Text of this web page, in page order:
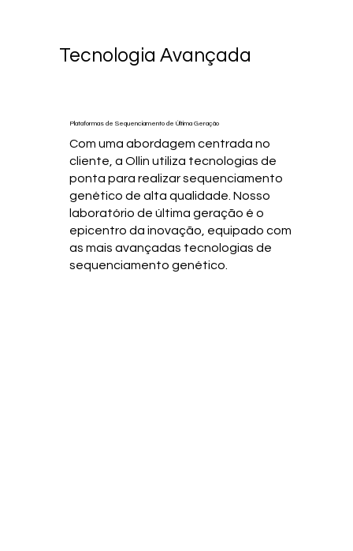
Tecnologia Avançada
Plataformas de Sequenciamento de Última Geração
Com uma abordagem centrada no
cliente, a Ollin utiliza tecnologias de
ponta para realizar sequenciamento
genético de alta qualidade. Nosso
laboratório de última geração é o
epicentro da inovação, equipado com
as mais avançadas tecnologias de
sequenciamento genético.